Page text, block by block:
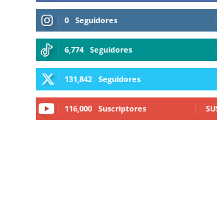
0 Seguidores
6,774 Seguidores
131,842 Seguidores
116,000 Suscriptores